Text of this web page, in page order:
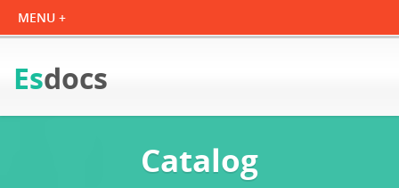
Esdocs
Catalog